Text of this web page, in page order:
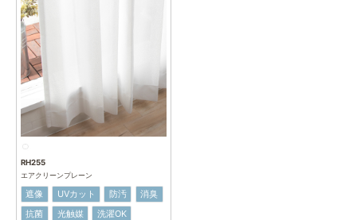
RH255
エアクリーンプレーン
遮像 UVカット 防汚
消臭
抗菌
光触媒 洗濯OK